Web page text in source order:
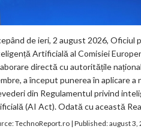
de ieri, 2 august 2026, Oficiul
Artificială al Comisiei
directă cu autoritățile
a început punerea în aplicare a
din Regulamentul privind
(AI Act). Odată cu această
TechnoReport.ro| Published:august 3,